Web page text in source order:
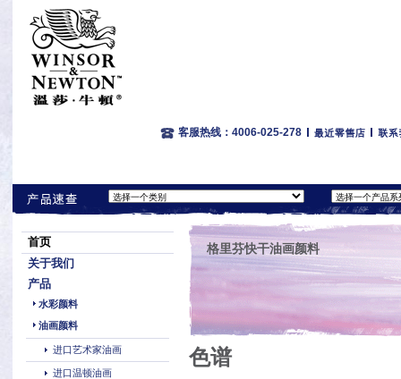
客服热线：4006-025-278
首页
关于我们
产品
水彩颜料
油画颜料
进口艺术家油画
进口温顿油画
格里芬快干油画颜料
色谱